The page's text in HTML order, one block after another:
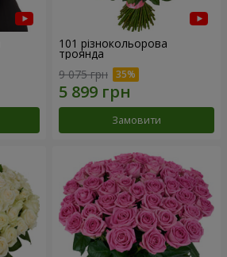
101 різнокольорова
троянда
9 075 грн
Замовити